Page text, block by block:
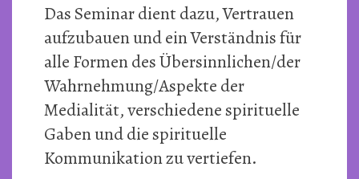
Das Seminar dient dazu, Vertrauen
aufzubauen und ein Verständnis für
alle Formen des Übersinnlichen/der
Wahrnehmung/Aspekte der
Medialität, verschiedene spirituelle
Gaben und die spirituelle
Kommunikation zu vertiefen.